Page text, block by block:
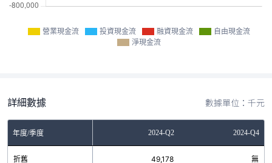
營業現金流 投資現金流 融資現金流
自由現金流
淨現金流
詳細數據 數據單位：千元
年度/季度 2024-Q2 2024-Q4
折舊 49,178 無